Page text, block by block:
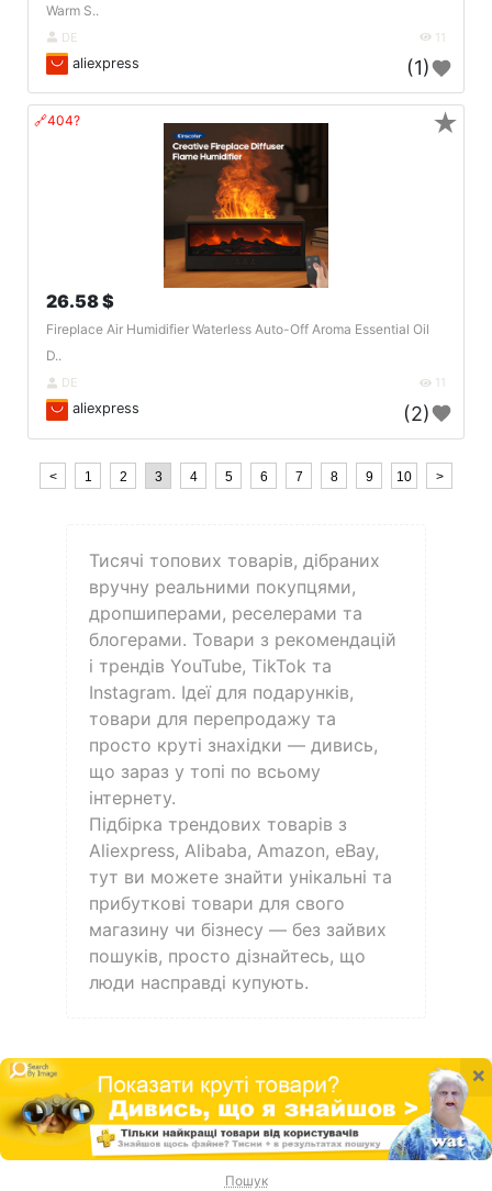
Warm S..
DE 11
aliexpress (1)
🔗404?
26.58 $
Fireplace Air Humidifier Waterless Auto-Off Aroma Essential Oil
D..
DE 11
aliexpress (2)
★
< 1 2 3 4 5 6 7 8 9 10 >
Тисячі топових товарів, дібраних
вручну реальними покупцями,
дропшиперами, реселерами та
блогерами. Товари з рекомендацій
і трендів YouTube, TikTok та
Instagram. Ідеї для подарунків,
товари для перепродажу та
просто круті знахідки — дивись,
що зараз у топі по всьому
інтернету.
Підбірка трендових товарів з
Aliexpress, Alibaba, Amazon, eBay,
тут ви можете знайти унікальні та
прибуткові товари для свого
магазину чи бізнесу — без зайвих
пошуків, просто дізнайтесь, що
люди насправді купують.
×
Пошук